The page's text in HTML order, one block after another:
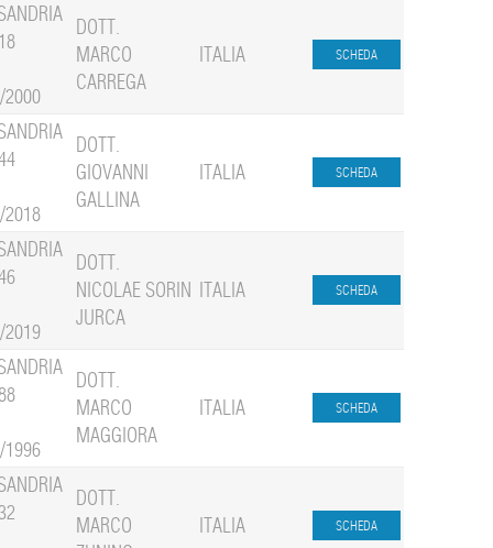
DOTT.
MARCO
CARREGA
ITALIA
DOTT.
GIOVANNI
GALLINA
ITALIA
DOTT.
NICOLAE SORIN
JURCA
ITALIA
DOTT.
MARCO
MAGGIORA
ITALIA
DOTT.
MARCO
ITALIA